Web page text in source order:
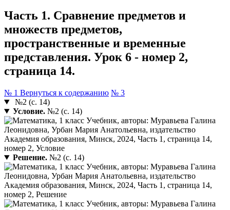
Часть 1. Сравнение предметов и
множеств предметов,
пространственные и временные
представления. Урок 6 - номер 2,
страница 14.
№ 1 Вернуться к содержанию № 3
№2 (с. 14)
Условие.№2 (с. 14)
Решение.№2 (с. 14)